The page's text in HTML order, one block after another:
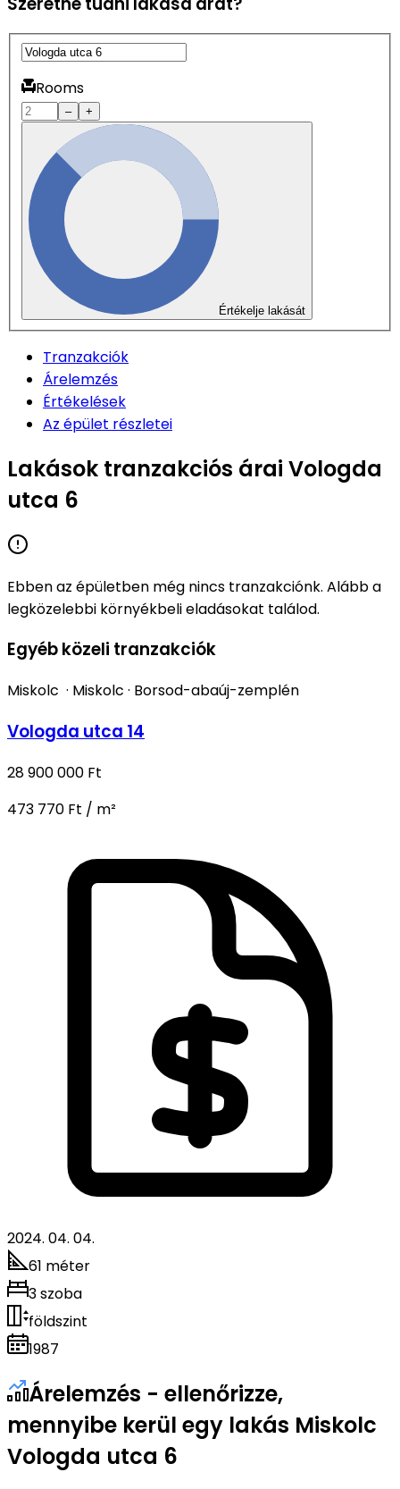
Rooms
– +
Értékelje lakását
Tranzakciók
Árelemzés
Értékelések
Az épület részletei
Lakások tranzakciós árai Vologda
utca 6
Ebben az épületben még nincs tranzakciónk. Alább a
legközelebbi környékbeli eladásokat találod.
Egyéb közeli tranzakciók
Miskolc · Miskolc · Borsod-abaúj-zemplén
Vologda utca 14
28 900 000 Ft
473 770 Ft / m²
2024. 04. 04.
61 méter
3 szoba
földszint
1987
Árelemzés - ellenőrizze,
mennyibe kerül egy lakás Miskolc
Vologda utca 6